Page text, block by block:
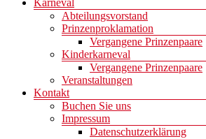
Karneval
Abteilungsvorstand
Prinzenproklamation
Vergangene Prinzenpaare
Kinderkarneval
Vergangene Prinzenpaare
Veranstaltungen
Kontakt
Buchen Sie uns
Impressum
Datenschutzerklärung